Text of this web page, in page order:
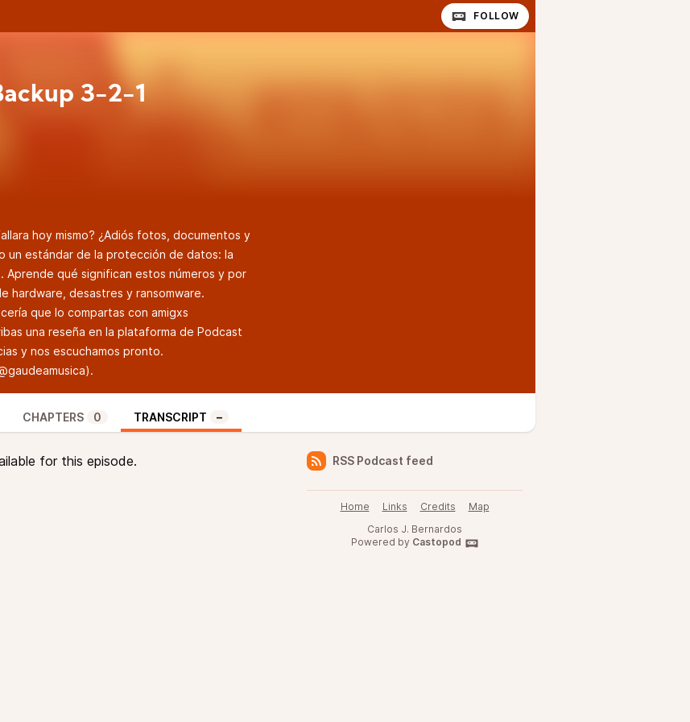
FOLLOW
3-2-1
hoy mismo? ¿Adiós fotos, documentos y
estándar de la protección de datos: la
qué significan estos números y por
hardware, desastres y ransomware.
que lo compartas con amigxs
una reseña en la plataforma de Podcast
y nos escuchamos pronto.
).
CHAPTERS 0 TRANSCRIPT –
for this episode. RSS Podcast feed
Home Links Credits
Map
Carlos J. Bernardos
Powered by Castopod